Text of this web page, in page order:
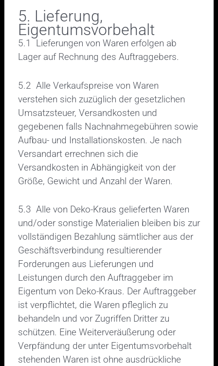
5. Lieferung,
Eigentumsvorbehalt
5.1 Lieferungen von Waren erfolgen ab
Lager auf Rechnung des Auftraggebers.
5.2 Alle Verkaufspreise von Waren
verstehen sich zuzüglich der gesetzlichen
Umsatzsteuer, Versandkosten und
gegebenen falls Nachnahmegebühren sowie
Aufbau- und Installationskosten. Je nach
Versandart errechnen sich die
Versandkosten in Abhängigkeit von der
Größe, Gewicht und Anzahl der Waren.
5.3 Alle von Deko-Kraus gelieferten Waren
und/oder sonstige Materialien bleiben bis zur
vollständigen Bezahlung sämtlicher aus der
Geschäftsverbindung resultierender
Forderungen aus Lieferungen und
Leistungen durch den Auftraggeber im
Eigentum von Deko-Kraus. Der Auftraggeber
ist verpflichtet, die Waren pfleglich zu
behandeln und vor Zugriffen Dritter zu
schützen. Eine Weiterveräußerung oder
Verpfändung der unter Eigentumsvorbehalt
stehenden Waren ist ohne ausdrückliche